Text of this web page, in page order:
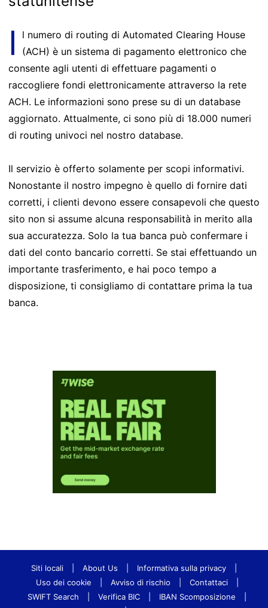
I
l numero di routing di Automated Clearing House
(ACH) è un sistema di pagamento elettronico che
consente agli utenti di effettuare pagamenti o
raccogliere fondi elettronicamente attraverso la rete
ACH. Le informazioni sono prese su di un database
aggiornato. Attualmente, ci sono più di 18.000 numeri
di routing univoci nel nostro database.
Il servizio è offerto solamente per scopi informativi.
Nonostante il nostro impegno è quello di fornire dati
corretti, i clienti devono essere consapevoli che questo
sito non si assume alcuna responsabilità in merito alla
sua accuratezza. Solo la tua banca può confermare i
dati del conto bancario corretti. Se stai effettuando un
importante trasferimento, e hai poco tempo a
disposizione, ti consigliamo di contattare prima la tua
banca.
Siti locali About Us Informativa sulla privacy
Uso dei cookie
Avviso di rischio Contattaci
SWIFT Search
Verifica BIC IBAN Scomposizione